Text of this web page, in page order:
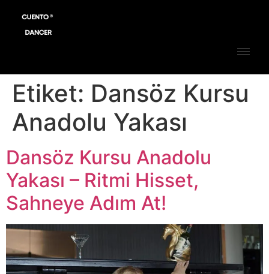
Etiket: Dansöz Kursu
Anadolu Yakası
Dansöz Kursu Anadolu
Yakası – Ritmi Hisset,
Sahneye Adım At!